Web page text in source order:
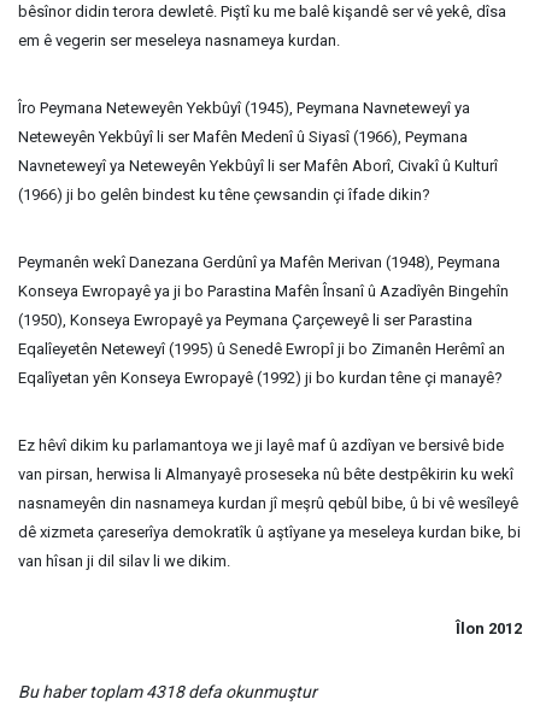
bêsînor didin terora dewletê. Piştî ku me balê kişandê ser vê yekê, dîsa
em ê vegerin ser meseleya nasnameya kurdan.
Îro Peymana Neteweyên Yekbûyî (1945), Peymana Navneteweyî ya
Neteweyên Yekbûyî li ser Mafên Medenî û Siyasî (1966), Peymana
Navneteweyî ya Neteweyên Yekbûyî li ser Mafên Aborî, Civakî û Kulturî
(1966) ji bo gelên bindest ku têne çewsandin çi îfade dikin?
Peymanên wekî Danezana Gerdûnî ya Mafên Merivan (1948), Peymana
Konseya Ewropayê ya ji bo Parastina Mafên Însanî û Azadîyên Bingehîn
(1950), Konseya Ewropayê ya Peymana Çarçeweyê li ser Parastina
Eqalîeyetên Neteweyî (1995) û Senedê Ewropî ji bo Zimanên Herêmî an
Eqalîyetan yên Konseya Ewropayê (1992) ji bo kurdan têne çi manayê?
Ez hêvî dikim ku parlamantoya we ji layê maf û azdîyan ve bersivê bide
van pirsan, herwisa li Almanyayê proseseka nû bête destpêkirin ku wekî
nasnameyên din nasnameya kurdan jî meşrû qebûl bibe, û bi vê wesîleyê
dê xizmeta çareserîya demokratîk û aştîyane ya meseleya kurdan bike, bi
van hîsan ji dil silav li we dikim.
Îlon 2012
Bu haber toplam 4318 defa okunmuştur